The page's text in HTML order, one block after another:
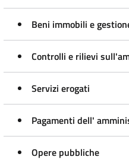
Beni immobili e
Controlli e rilievi
Servizi erogati
Pagamenti dell'
Opere pubbliche